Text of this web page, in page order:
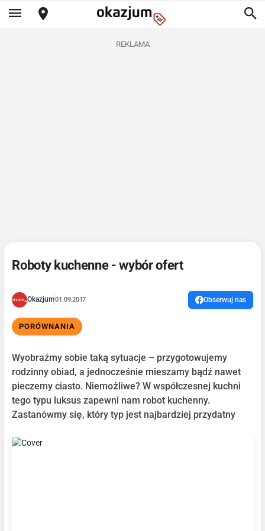
REKLAMA
Roboty kuchenne - wybór ofert
Okazjum01.09.2017 Obserwuj nas
PORÓWNANIA
Wyobraźmy sobie taką sytuacje – przygotowujemy
rodzinny obiad, a jednocześnie mieszamy bądź nawet
pieczemy ciasto. Niemożliwe? W współczesnej kuchni
tego typu luksus zapewni nam robot kuchenny.
Zastanówmy się, który typ jest najbardziej przydatny